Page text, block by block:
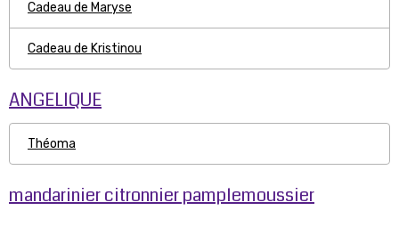
Cadeau de Maryse
Cadeau de Kristinou
ANGELIQUE
Théoma
mandarinier citronnier pamplemoussier